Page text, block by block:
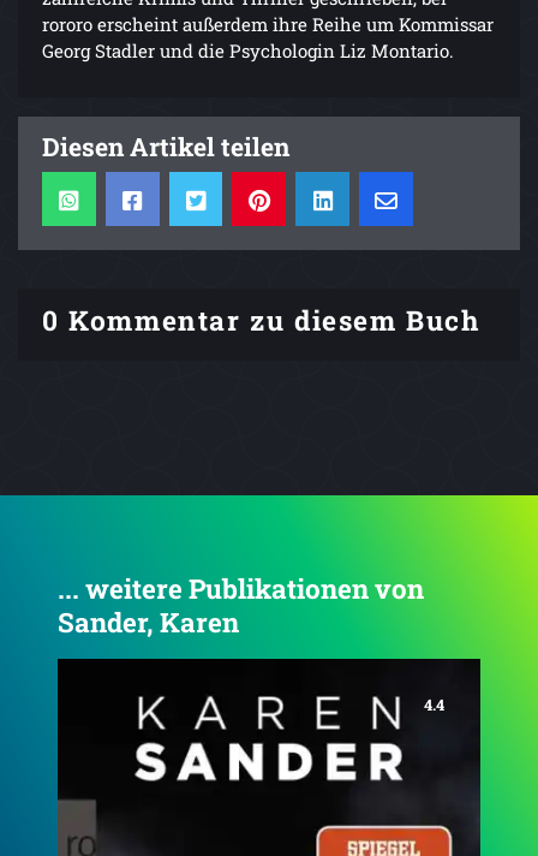
rororo erscheint außerdem ihre Reihe um Kommissar
Georg Stadler und die Psychologin Liz Montario.
Diesen Artikel teilen
0 Kommentar zu diesem Buch
... weitere Publikationen von
Sander, Karen
4.1